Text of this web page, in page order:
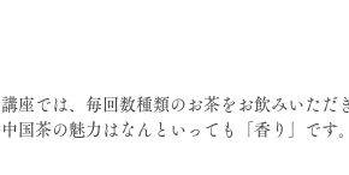
講座では、毎回数種類のお茶をお飲みいただ
中国茶の魅力はなんといっても「香り」です。